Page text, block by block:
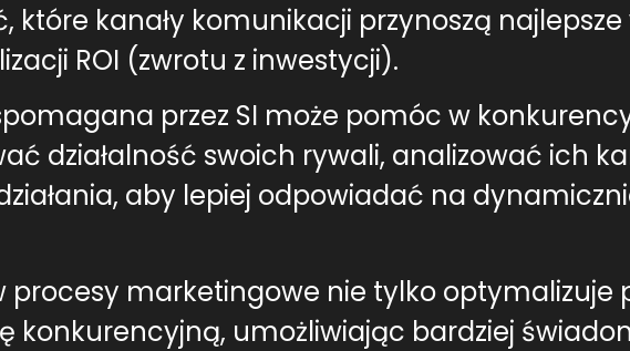
kanały komunikacji przynoszą
ROI (zwrotu z inwestycji).
przez SI może pomóc w
działalność swoich rywali, analizować ich
aby lepiej odpowiadać na
procesy marketingowe nie tylko optymalizuje
konkurencyjną, umożliwiając bardziej